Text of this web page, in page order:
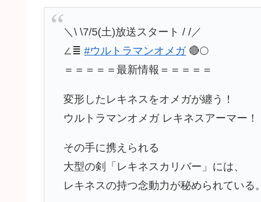
＼\ \7/5(土)放送スタート / /／
∠≣#ウルトラマンオメガ🔴🌕
＝＝＝＝＝最新情報＝＝＝＝＝
変形したレキネスをオメガが纏う！
ウルトラマンオメガ レキネスアーマー！
その手に携えられる
大型の剣「レキネスカリバー」には、
レキネスの持つ念動力が秘められている。